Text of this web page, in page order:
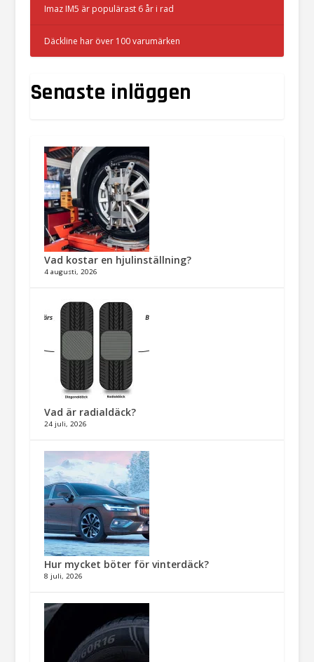
Imaz IM5 är populärast 6 år i rad
Däckline har över 100 varumärken
Senaste inläggen
Vad kostar en hjulinställning?
4 augusti, 2026
Vad är radialdäck?
24 juli, 2026
Hur mycket böter för vinterdäck?
8 juli, 2026